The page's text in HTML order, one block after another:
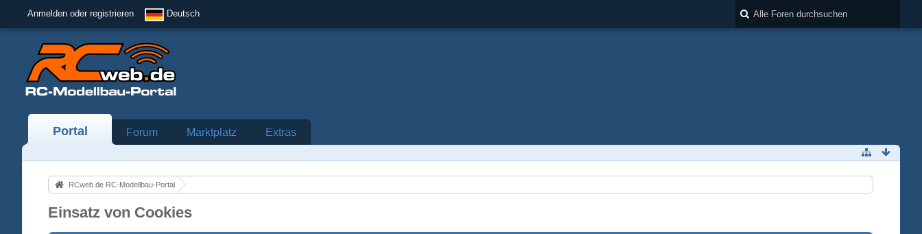
Anmelden oder registrieren Deutsch
Portal Forum Marktplatz Extras
RCweb.de RC-Modellbau-Portal
Einsatz von Cookies